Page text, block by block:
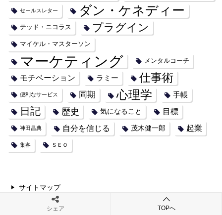
セールスレター ダン・ケネディー
テッド・ニコラス プラグイン
マイケル・マスターソン
マーケティング メンタルコーチ
モチベーション ラミー 仕事術
便利なサービス 同期 心理学 手帳
日記 歴史 気になること 目標
神田昌典 自分を信じる 茂木健一郎 起業
集客 ＳＥＯ
サイトマップ
シェア TOPへ